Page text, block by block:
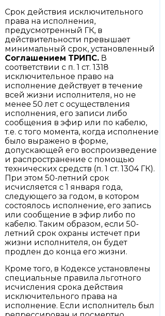
Срок действия исключительного
права на исполнения,
предусмотренный ГК, в
действительности превышает
минимальный срок, установленный
Соглашением ТРИПС. В
соответствии с п. 1 ст. 1318
исключительное право на
исполнение действует в течение
всей жизни исполнителя, но не
менее 50 лет с осуществления
исполнения, его записи либо
сообщения в эфир или по кабелю,
т.е. с того момента, когда исполнение
было выражено в форме,
допускающей его воспроизведение
и распространение с помощью
технических средств (п. 1 ст. 1304 ГК).
При этом 50-летний срок
исчисляется с 1 января года,
следующего за годом, в котором
состоялось исполнение, его запись
или сообщение в эфир либо по
кабелю. Таким образом, если 50-
летний срок охраны истечет при
жизни исполнителя, он будет
продлен до конца его жизни.
Кроме того, в Кодексе установлены
специальные правила льготного
исчисления срока действия
исключительного права на
исполнение. Если исполнитель был